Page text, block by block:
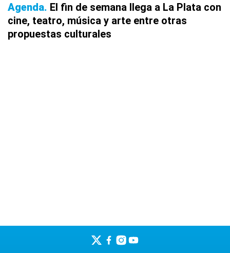
Agenda El fin de semana llega a La Plata con
cine, teatro, música y arte entre otras
propuestas culturales